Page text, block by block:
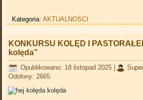
Kategoria:AKTUALNOŚCI
KONKURSU KOLĘD I
kolęda”
Opublikowano: 18 listopad 2025
Odsłony: 2665